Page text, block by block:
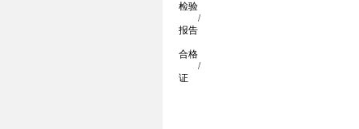
检验
报告
/
合格
证
/